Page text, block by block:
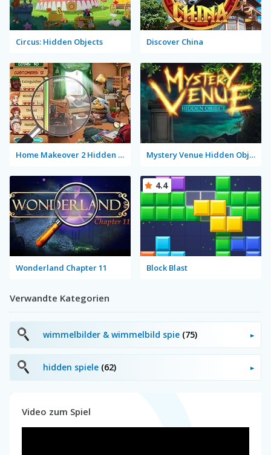
Circus: Hidden Objects Discover China
Home Makeover 2 Hidden Object Mystery Venue Hidden Object
Wonderland Chapter 11 Block Blast
4.4
Verwandte Kategorien
wimmelbilder & wimmelbild spie (75)
hidden spiele (62)
Video zum Spiel